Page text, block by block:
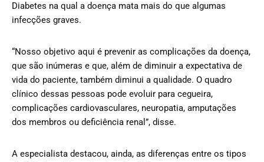
Diabetes na qual a doença mata mais do que algumas
infecções graves.
“Nosso objetivo aqui é prevenir as complicações da doença,
que são inúmeras e que, além de diminuir a expectativa de
vida do paciente, também diminui a qualidade. O quadro
clínico dessas pessoas pode evoluir para cegueira,
complicações cardiovasculares, neuropatia, amputações
dos membros ou deficiência renal”, disse.
A especialista destacou, ainda, as diferenças entre os tipos